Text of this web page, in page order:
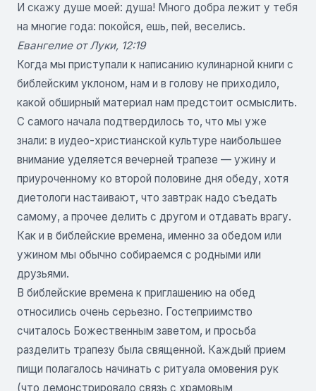
И скажу душе моей: душа! Много добра лежит у тебя
на многие года: покойся, ешь, пей, веселись.
Евангелие от Луки, 12:19
Когда мы приступали к написанию кулинарной книги с
библейским уклоном, нам и в голову не приходило,
какой обширный материал нам предстоит осмыслить.
С самого начала подтвердилось то, что мы уже
знали: в иудео-христианской культуре наибольшее
внимание уделяется вечерней трапезе — ужину и
приуроченному ко второй половине дня обеду, хотя
диетологи настаивают, что завтрак надо съедать
самому, а прочее делить с другом и отдавать врагу.
Как и в библейские времена, именно за обедом или
ужином мы обычно собираемся с родными или
друзьями.
В библейские времена к приглашению на обед
относились очень серьезно. Гостеприимство
считалось Божественным заветом, и просьба
разделить трапезу была священной. Каждый прием
пищи полагалось начинать с ритуала омовения рук
(что демонстрировало связь с храмовым